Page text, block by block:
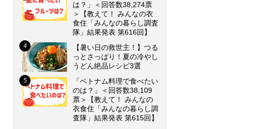
は？」＜回答数38,274票
＞【教えて！ みんなの衣
食住「みんなの暮らし調査
隊」結果発表 第616回】
【暑い日の救世主！】つる
っとさっぱり！夏の冷やし
うどん絶品レシピ3選
「ベトナム料理で食べたい
のは？」＜回答数38,109
票＞【教えて！ みんなの
衣食住「みんなの暮らし調
査隊」結果発表 第615回】